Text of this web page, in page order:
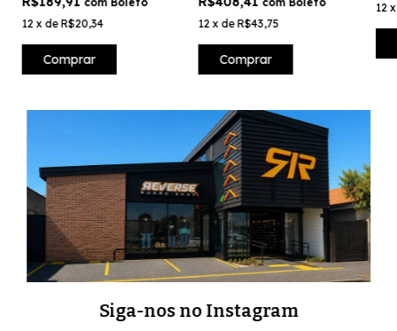
12 x de R$20,34
Comprar
12 xdeR$43,75
Comprar
12
Siga-nos no Instagram